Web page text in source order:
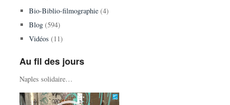
Bio-Biblio-filmographie(4)
Blog(594)
Vidéos (11)
Au fil des jours
Naples solidaire…
Lecteur